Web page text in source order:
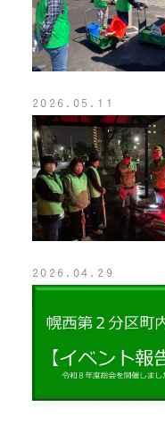
2026.05.11
2026.04.29